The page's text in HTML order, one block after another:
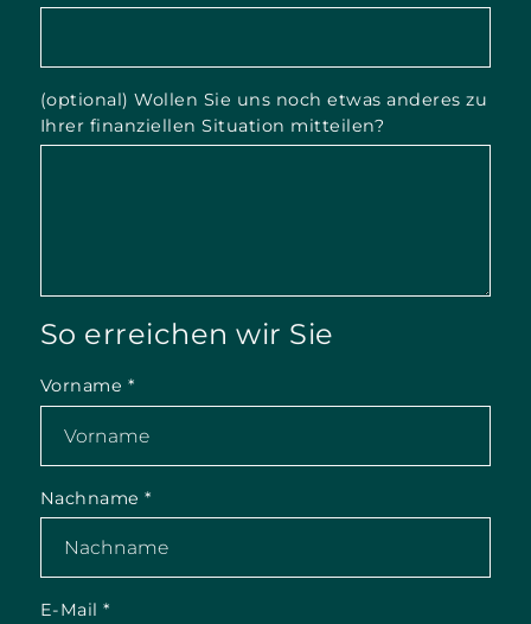
(optional) Wollen Sie uns noch etwas anderes zu
Ihrer finanziellen Situation mitteilen?
So erreichen wir Sie
Vorname *
Nachname*
E-Mail*